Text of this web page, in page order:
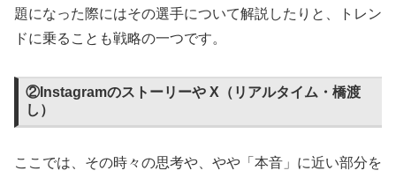
題になった際にはその選手について解説したりと、トレン
ドに乗ることも戦略の一つです。
②Instagramのストーリーや X（リアルタイム・橋渡
し）
ここでは、その時々の思考や、やや「本音」に近い部分を